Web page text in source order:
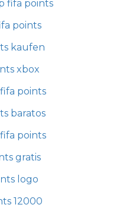
fifa points
points
kaufen
xbox
points
baratos
points
gratis
logo
12000